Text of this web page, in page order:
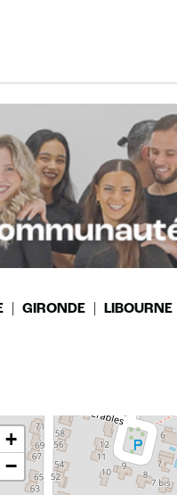
GIRONDE LIBOURNE
+
−